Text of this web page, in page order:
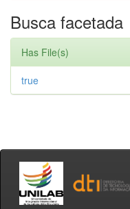
Busca facetada
Has File(s)
true